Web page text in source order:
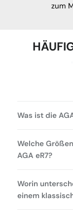
zum
Was ist die
Welche
AGA eR7?
Worin
einem